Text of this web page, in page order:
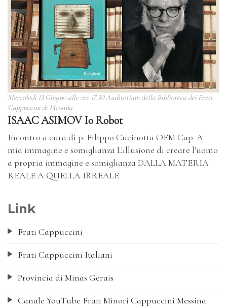
Mercoledì 13 Giugno alle ore 17,30 Auditorium della Biblioteca dei Frati
Cappuccini di Messina
ISAAC ASIMOV Io Robot
Incontro a cura di p. Filippo Cucinotta OFM Cap. A
mia immagine e somiglianza L'illusione di creare l'uomo
a propria immagine e somiglianza DALLA MATERIA
REALE A QUELLA IRREALE
Link
Frati Cappuccini
Frati Cappuccini Italiani
Provincia di Minas Gerais
Canale YouTube Frati Minori Cappuccini Messina